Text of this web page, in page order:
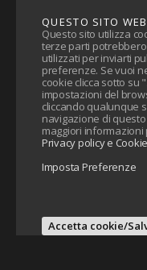
QUESTO SITO
Questo sito utilizza
terze parti
utilizzati per inviarti
preferenze. Se vuoi
cookie clicca sotto su "
impostazioni del
cliccando qualunque
navigazione di
maggiori
Privacy policy e Cookie
Imposta Preferenze
Accetta cookie/